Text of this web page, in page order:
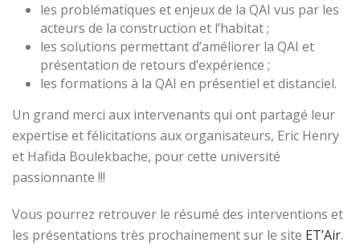
les problématiques et enjeux de la QAI vus par les
acteurs de la construction et l’habitat ;
les solutions permettant d’améliorer la QAI et
présentation de retours d’expérience ;
les formations à la QAI en présentiel et distanciel.
Un grand merci aux intervenants qui ont partagé leur
expertise et félicitations aux organisateurs, Eric Henry
et Hafida Boulekbache, pour cette université
passionnante !!!
Vous pourrez retrouver le résumé des interventions et
les présentations très prochainement sur le site ET’Air.